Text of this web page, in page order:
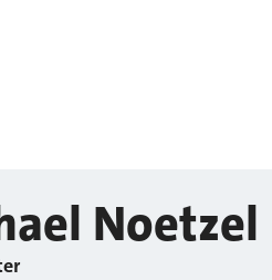
Noetzel